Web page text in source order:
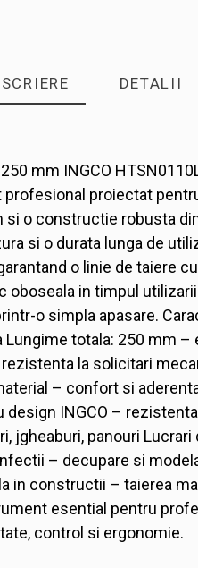
DETALII
mm INGCO
proiectat
si o constructie robusta
si o durata lunga de
o linie de taiere
oboseala in timpul
o simpla apasare.
totala: 250 mm
la solicitari
– confort si
INGCO –
jgheaburi, panouri
– decupare si
in constructii – taierea
esential pentru
control si ergonomie.